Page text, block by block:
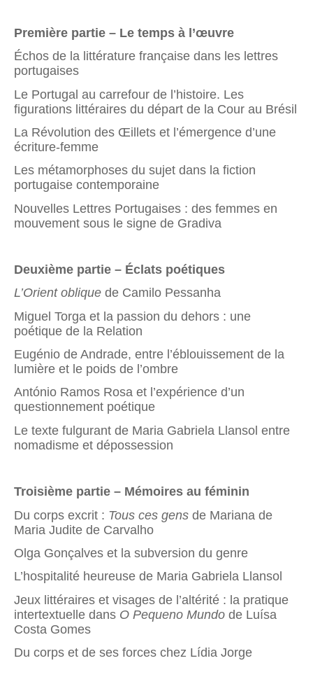
Première partie – Le temps à l’œuvre
Échos de la littérature française dans les lettres
portugaises
Le Portugal au carrefour de l’histoire. Les
figurations littéraires du départ de la Cour au Brésil
La Révolution des Œillets et l’émergence d’une
écriture-femme
Les métamorphoses du sujet dans la fiction
portugaise contemporaine
Nouvelles Lettres Portugaises : des femmes en
mouvement sous le signe de Gradiva
Deuxième partie – Éclats poétiques
L’Orient oblique de Camilo Pessanha
Miguel Torga et la passion du dehors : une
poétique de la Relation
Eugénio de Andrade, entre l’éblouissement de la
lumière et le poids de l’ombre
António Ramos Rosa et l’expérience d’un
questionnement poétique
Le texte fulgurant de Maria Gabriela Llansol entre
nomadisme et dépossession
Troisième partie – Mémoires au féminin
Du corps excrit : Tous ces gens de Mariana de
Maria Judite de Carvalho
Olga Gonçalves et la subversion du genre
L’hospitalité heureuse de Maria Gabriela Llansol
Jeux littéraires et visages de l’altérité : la pratique
intertextuelle dans O Pequeno Mundo de Luísa
Costa Gomes
Du corps et de ses forces chez Lídia Jorge